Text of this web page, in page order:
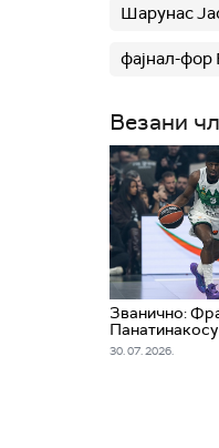
Шарунас
фајнал-фор
Везани
Званично:
Панатинакосу
30. 07. 2026.